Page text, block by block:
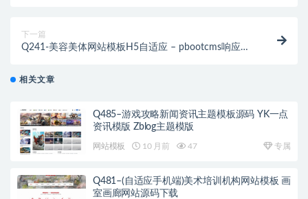
下一篇
Q241-美容美体网站模板H5自适应 – pbootcms响应式
相关文章
Q485–游戏攻略新闻资讯主题模板源码 YK一点
资讯模版 Zblog主题模版
网站模板 10 月前 47 专属
Q481–(自适应手机端)美术培训机构网站模板 画
室画廊网站源码下载